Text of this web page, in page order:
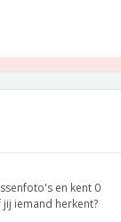
en kent 0
iemand herkent?